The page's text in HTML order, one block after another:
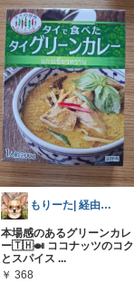
もりーた| 経由購入感謝です❣
本場感のあるグリーンカレ
ー🇹🇭🍛 ココナッツのコク
とスパイス ...
￥ 368